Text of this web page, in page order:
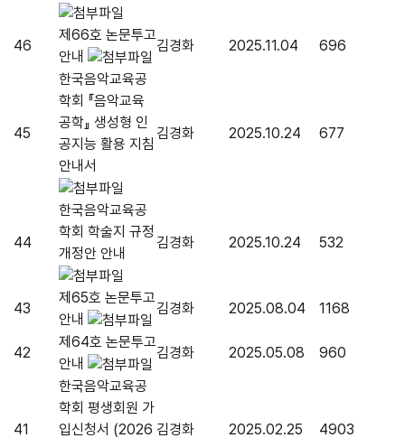
46
제66호 논문투고
안내
김경화 2025.11.04 696
45
한국음악교육공
학회 『음악교육
공학』 생성형 인
공지능 활용 지침
안내서
김경화 2025.10.24 677
44
한국음악교육공
학회 학술지 규정
개정안 안내
김경화 2025.10.24 532
43
제65호 논문투고
안내
김경화 2025.08.04 1168
42
제64호 논문투고
안내
김경화 2025.05.08 960
41
한국음악교육공
학회 평생회원 가
입신청서 (2026 김경화 2025.02.25 4903